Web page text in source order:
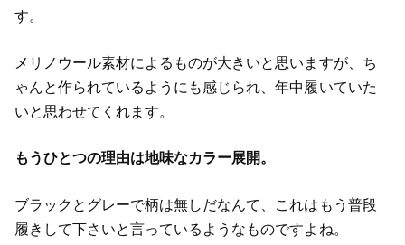
す。
メリノウール素材によるものが大きいと思いますが、ち
ゃんと作られているようにも感じられ、年中履いていた
いと思わせてくれます。
もうひとつの理由は地味なカラー展開。
ブラックとグレーで柄は無しだなんて、これはもう普段
履きして下さいと言っているようなものですよね。